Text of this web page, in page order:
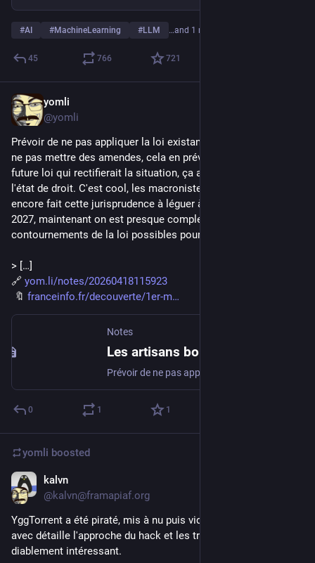
#AI #MachineLearning #LLM …and 1 more
45 766 721
yomli
@yomli
Prévoir de ne pas appliquer la loi existante en demandant de
ne pas mettre des amendes, cela en prévision d'une éventuelle
future loi qui rectifierait la situation, ça a un nom : sortir de
l'état de droit. C'est cool, les macronistes n'avaient pas
encore fait cette jurisprudence à léguer à l'extrême droite en
2027, maintenant on est presque complet sur les
contournements de la loi possibles pour leurs successeurs…
> […]
🔗 yom.li/notes/20260418115923
🔖 franceinfo.fr/decouverte/1er-m
Notes
0 1 1
yomli boosted
kalvn
@kalvn@framapiaf.org
YggTorrent a été piraté, mis à nu puis vidé. Le dossier qui va
avec détaille l'approche du hack et les trouvailles, c'est
diablement intéressant.